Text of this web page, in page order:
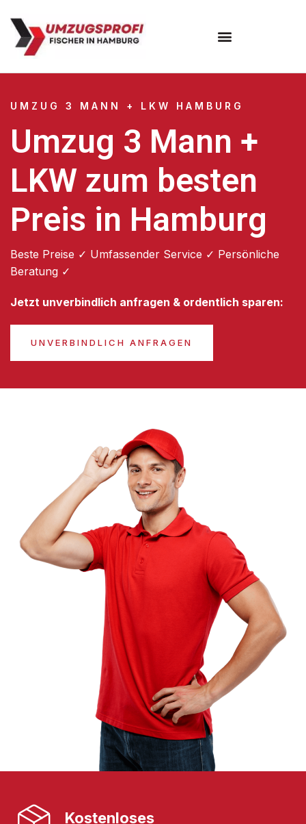
UMZUG 3 MANN + LKW HAMBURG
Umzug 3 Mann +
LKW zum besten
Preis in Hamburg
Beste Preise ✓ Umfassender Service ✓ Persönliche
Beratung ✓
Jetzt unverbindlich anfragen & ordentlich sparen:
UNVERBINDLICH ANFRAGEN
Kostenloses